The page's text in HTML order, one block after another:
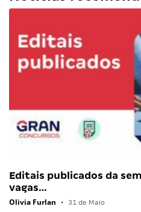
Editais publicados da
vagas…
Olivia Furlan • 31 de Maio